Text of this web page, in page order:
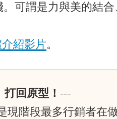
可謂是力與美的結
紹影片。
回原型！ ---
現階段最多行銷者在